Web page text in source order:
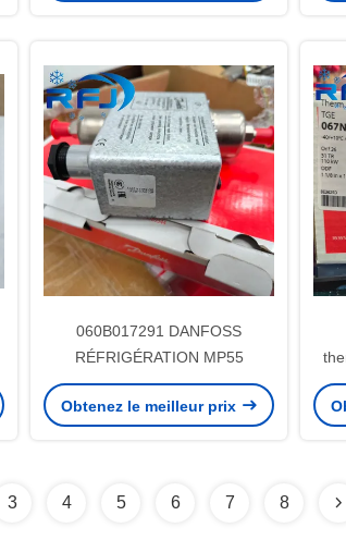
060B017291 DANFOSS
RÉFRIGÉRATION MP55
Obtenez le meilleur prix
3 4 5 6 7 8